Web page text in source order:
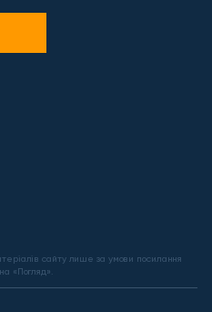
сайту лише за умови посилання
«Погляд».